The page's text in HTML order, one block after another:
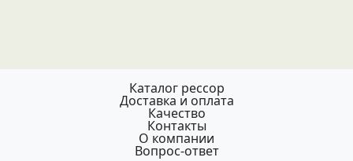
Каталог рессор
Доставка и оплата
Качество
Контакты
О компании
Вопрос-ответ